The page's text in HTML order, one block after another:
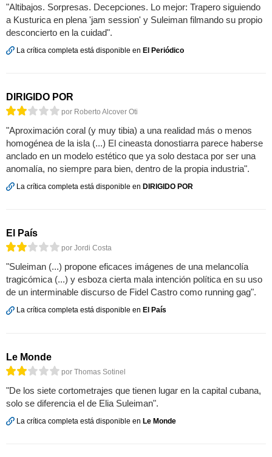
"Altibajos. Sorpresas. Decepciones. Lo mejor: Trapero siguiendo
a Kusturica en plena 'jam session' y Suleiman filmando su propio
desconcierto en la cuidad".
La crítica completa está disponible en El Periódico
DIRIGIDO POR
por Roberto Alcover Oti
"Aproximación coral (y muy tibia) a una realidad más o menos
homogénea de la isla (...) El cineasta donostiarra parece haberse
anclado en un modelo estético que ya solo destaca por ser una
anomalía, no siempre para bien, dentro de la propia industria".
La crítica completa está disponible en DIRIGIDO POR
El País
por Jordi Costa
"Suleiman (...) propone eficaces imágenes de una melancolía
tragicómica (...) y esboza cierta mala intención política en su uso
de un interminable discurso de Fidel Castro como running gag".
La crítica completa está disponible en El País
Le Monde
por Thomas Sotinel
"De los siete cortometrajes que tienen lugar en la capital cubana,
solo se diferencia el de Elia Suleiman".
La crítica completa está disponible en Le Monde